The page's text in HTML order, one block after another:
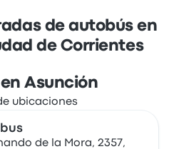
de autobús en
de Corrientes
Asunción
de la Mora, 2357,